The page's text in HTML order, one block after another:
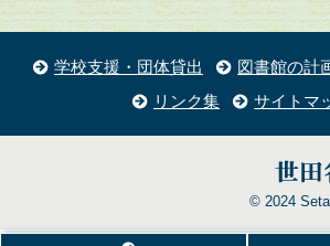
学校支援・団体貸出
図書館の計
リンク集
サイトマ
© 2024